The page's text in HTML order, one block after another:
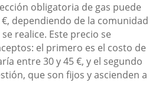
obligatoria de gas puede
dependiendo de la comunidad
realice. Este precio se
el primero es el costo de
entre 30 y 45 €, y el segundo
que son fijos y ascienden a